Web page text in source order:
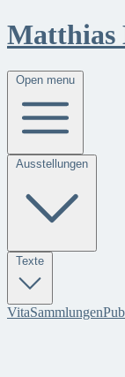
VitaSammlungen